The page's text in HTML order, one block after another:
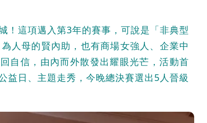
！這項邁入第3年的賽事，可說是「非典型
人母的賢內助，也有商場女強人、企業中
自信，由內而外散發出耀眼光芒，活動首
益日、主題走秀，今晚總決賽選出5人晉級